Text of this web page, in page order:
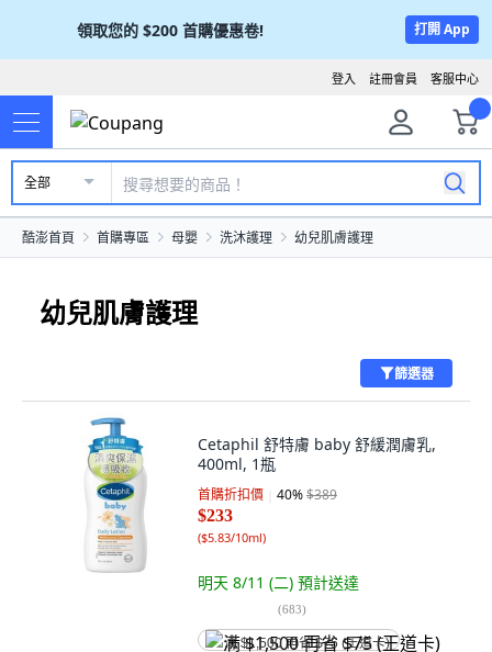
領取您的 $200 首購優惠卷! 打開 App
客服中心
註冊會員
登入
全部
酷澎首頁 首購專區 母嬰 洗沐護理 幼兒肌膚護理
幼兒肌膚護理
篩選器
Cetaphil 舒特膚 baby 舒緩潤膚乳,
400ml, 1瓶
首購折扣價 40%$389
$233
($5.83/10ml)
明天 8/11 (二) 預計送達
(683)
满 $1,500 再省 $75 (王道卡)